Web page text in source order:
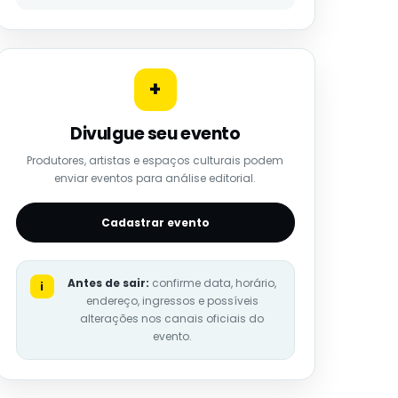
+
Divulgue seu evento
Produtores, artistas e espaços culturais podem
enviar eventos para análise editorial.
Cadastrar evento
i Antes de sair: confirme data, horário,
endereço, ingressos e possíveis
alterações nos canais oficiais do
evento.